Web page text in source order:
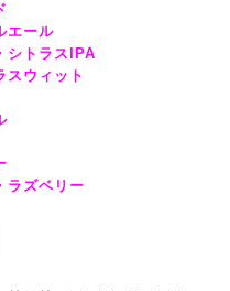
エール
シトラスIPA
ウィット
ラズベリー